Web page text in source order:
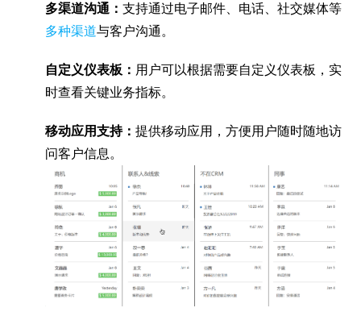
多渠道沟通：支持通过电子邮件、电话、社交媒体等
多种渠道与客户沟通。
自定义仪表板： 用户可以根据需要自定义仪表板，实
时查看关键业务指标。
移动应用支持：提供移动应用，方便用户随时随地访
问客户信息。